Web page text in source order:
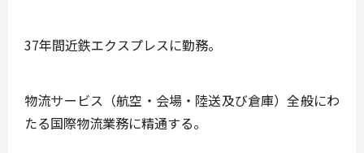
37年間近鉄エクスプレスに勤務。
物流サービス（航空・会場・陸送及び倉庫）全般にわ
たる国際物流業務に精通する。